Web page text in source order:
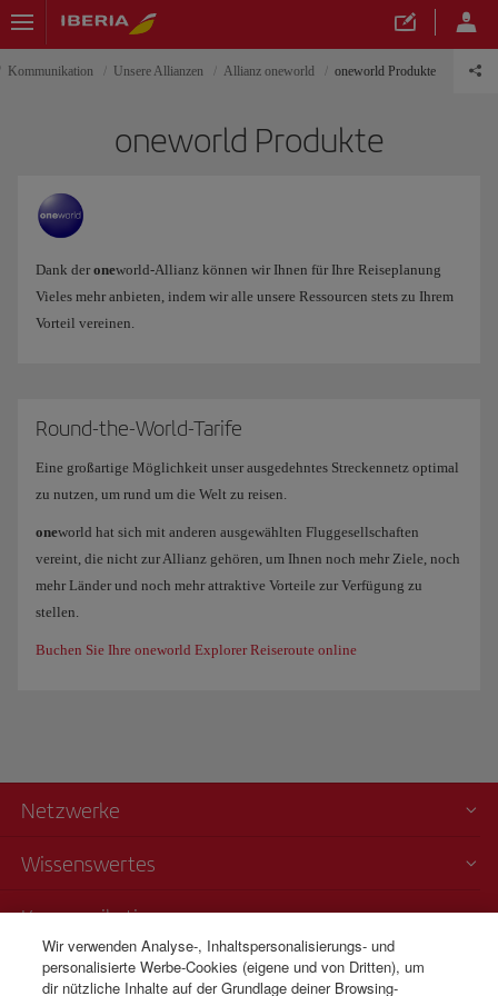
Kommunikation Unsere Allianzen Allianz oneworld oneworld Produkte
oneworld Produkte
Dank der oneworld-Allianz können wir Ihnen für Ihre Reiseplanung
Vieles mehr anbieten, indem wir alle unsere Ressourcen stets zu Ihrem
Vorteil vereinen.
Round-the-World-Tarife
Eine großartige Möglichkeit unser ausgedehntes Streckennetz optimal
zu nutzen, um rund um die Welt zu reisen.
oneworld hat sich mit anderen ausgewählten Fluggesellschaften
vereint, die nicht zur Allianz gehören, um Ihnen noch mehr Ziele, noch
mehr Länder und noch mehr attraktive Vorteile zur Verfügung zu
stellen.
Buchen Sie Ihre oneworld Explorer Reiseroute online
Netzwerke
Wissenswertes
Kommunikation
Transparenz
Wir verwenden Analyse-, Inhaltspersonalisierungs- und
personalisierte Werbe-Cookies (eigene und von Dritten), um
dir nützliche Inhalte auf der Grundlage deiner Browsing-